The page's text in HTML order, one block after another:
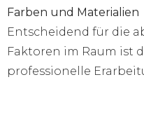
Farben und Materialien
Entscheidend für die
Faktoren im Raum ist
professionelle